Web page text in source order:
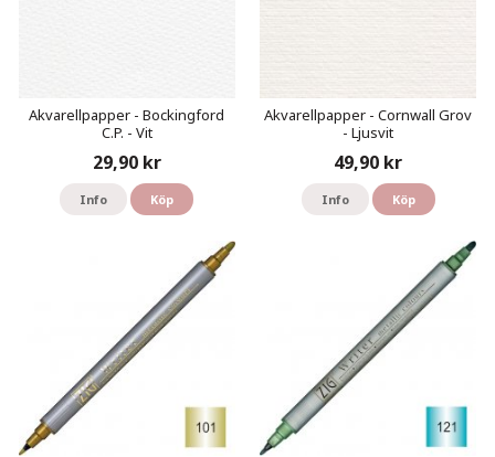
Akvarellpapper - Bockingford
C.P. - Vit
29,90 kr
Info Köp
Akvarellpapper - Cornwall Grov
- Ljusvit
49,90 kr
Info Köp